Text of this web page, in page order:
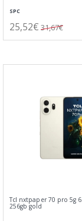
SPC
25,52€ 31,67€
Tcl nxtpaper 70 pro 5g
256gb gold